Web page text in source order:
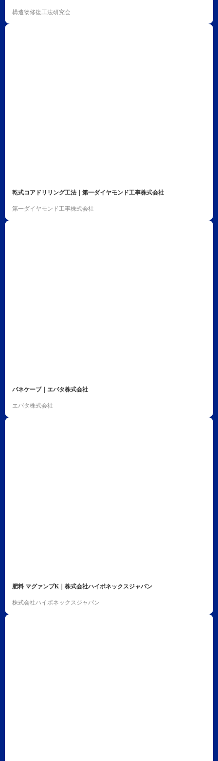
構造物修復工法研究会
乾式コアドリリング工法｜第一ダイヤモンド工事株式会社
第一ダイヤモンド工事株式会社
パネケーブ｜エバタ株式会社
エバタ株式会社
肥料 マグァンプK｜株式会社ハイポネックスジャパン
株式会社ハイポネックスジャパン